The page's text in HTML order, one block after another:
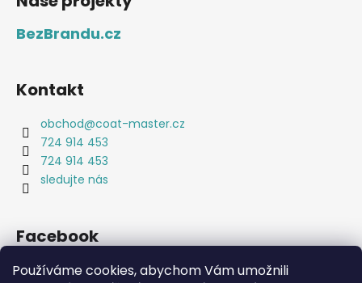
Používáme cookies, abychom Vám umožnili
BezBrandu.cz
Kontakt
obchod@coat-master.cz
724 914 453
724 914 453
sledujte nás
Facebook